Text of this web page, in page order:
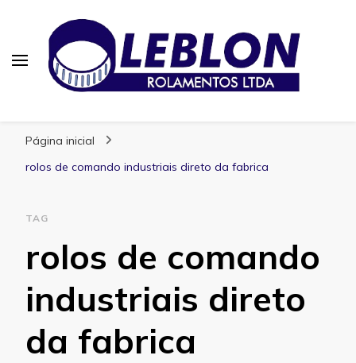
Página inicial
rolos de comando industriais direto da fabrica
TAG
rolos de comando
industriais direto
da fabrica